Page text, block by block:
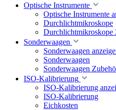
Optische Instrumente
Optische Instrumente
Durchlichtmikroskope
Durchlichtmikroskope
Sonderwaagen
Sonderwaagen
Sonderwaagen
Sonderwaagen
ISO-Kalibrierung
ISO-Kalibrierung
ISO-Kalibrierung
Eichkosten